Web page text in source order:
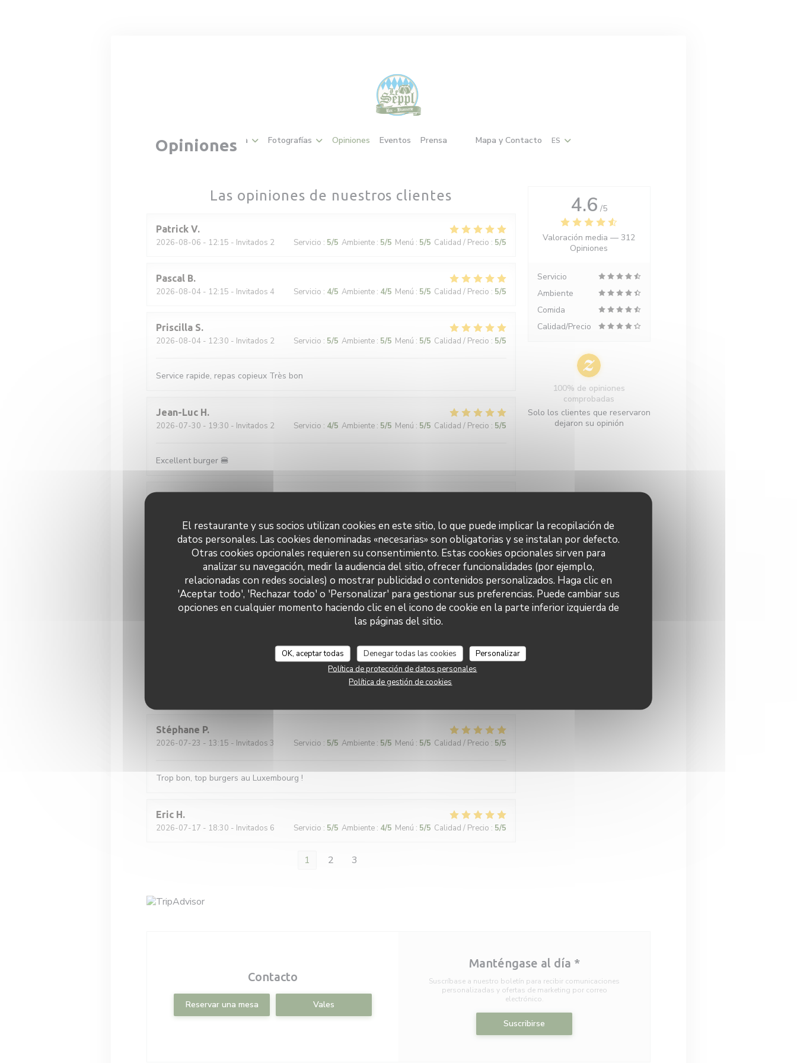
El restaurante y sus socios utilizan cookies en este sitio, lo que puede implicar la recopilación de
datos personales. Las cookies denominadas «necesarias» son obligatorias y se instalan por defecto.
Otras cookies opcionales requieren su consentimiento. Estas cookies opcionales sirven para
analizar su navegación, medir la audiencia del sitio, ofrecer funcionalidades (por ejemplo,
relacionadas con redes sociales) o mostrar publicidad o contenidos personalizados. Haga clic en
'Aceptar todo', 'Rechazar todo' o 'Personalizar' para gestionar sus preferencias. Puede cambiar sus
opciones en cualquier momento haciendo clic en el icono de cookie en la parte inferior izquierda de
las páginas del sitio.
OK, aceptar todas Denegar todas las cookies
Personalizar
Política de protección de datos personales
Política de gestión de cookies
Carta Fotografías Opiniones Eventos Prensa ((abre en una nueva ventana))
((abre en una nueva ventana))
Mapa y Contacto ES
Opiniones
Las opiniones de nuestros clientes
Patrick V
2026-08-06 - 12:15 - Invitados 2 Servicio : 5/5 Ambiente: 5/5 Menú : 5/5 Calidad / Precio : 5/5
Pascal B
2026-08-04 - 12:15 - Invitados 4 Servicio : 4/5 Ambiente: 4/5 Menú : 5/5 Calidad / Precio : 5/5
Priscilla S
2026-08-04 - 12:30 - Invitados 2 Servicio : 5/5 Ambiente: 5/5 Menú : 5/5 Calidad / Precio : 5/5
Service rapide, repas copieux Très bon
Jean-Luc H
2026-07-30 - 19:30 - Invitados 2 Servicio : 4/5 Ambiente: 5/5 Menú : 5/5 Calidad / Precio : 5/5
Excellent burger 🍔
Andreas W
2026-07-29 - 19:00 - Invitados 4 Servicio:4/5 Ambiente:5/5 Menú:5 /5 Calidad / Precio: 4/5
Gutes Bier, gutes Essen, gute Musik - was will man mehr?
Servicio:5/5 Ambiente:5/5 Menú:5/5 Calidad / Precio:5/5
Stéphane P
2026-07-23 - 13:15 - Invitados 3 Servicio : 5/5 Ambiente: 5/5 Menú : 5/5 Calidad / Precio : 5/5
Trop bon, top burgers au Luxembourg !
Eric H
2026-07-17 - 18:30 - Invitados 6 Servicio : 5/5 Ambiente: 4/5 Menú : 5/5 Calidad / Precio : 5/5
1 2 3
4.6 /5
Valoración media —312
Opiniones
Servicio
Ambiente
Comida
Calidad/Precio
100% de opiniones
comprobadas
Solo los clientes que reservaron
dejaron su opinión
Contacto
Reservar una mesa Vales
Manténgase al día *
Suscríbase a nuestro boletín para recibir comunicaciones
personalizadas y ofertas de marketing por correo
electrónico.
Suscribirse